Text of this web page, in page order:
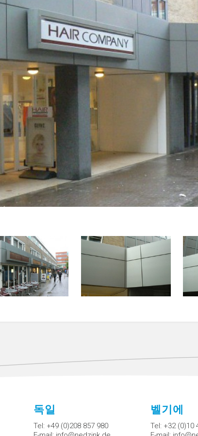
독일
Tel: +49 (0)208 857 980
벨기에
Tel: +32 (0)10